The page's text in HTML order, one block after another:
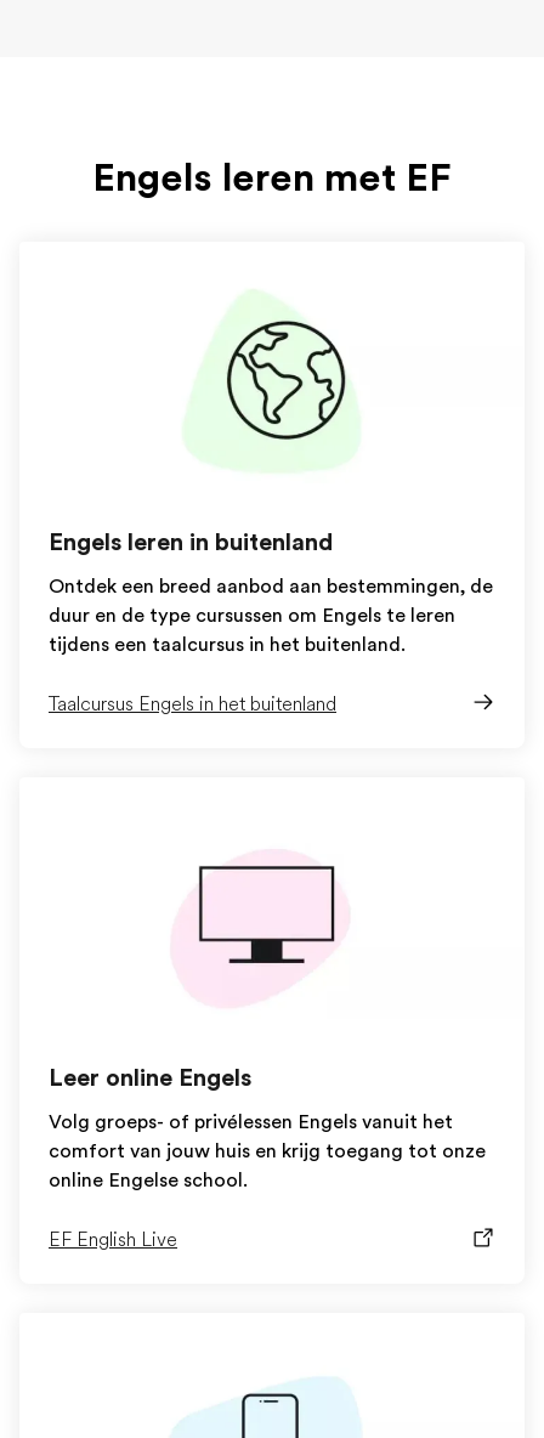
Engels leren met EF
Engels leren in buitenland
Ontdek een breed aanbod aan bestemmingen, de
duur en de type cursussen om Engels te leren
tijdens een taalcursus in het buitenland.
Taalcursus Engels in het buitenland
Leer online Engels
Volg groeps- of privélessen Engels vanuit het
comfort van jouw huis en krijg toegang tot onze
online Engelse school.
EF English Live